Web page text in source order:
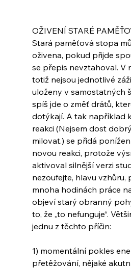
OŽIVENÍ STARÉ
Stará paměťová stopa
oživena, pokud přijde
se přepis nevztahoval. V
totiž nejsou jednotlivé
uloženy v samostatných
spíš jde o změť drátů,
dotýkají. A tak například
reakci (Nejsem dost
milovat.) se přidá
novou reakci, protože
aktivoval silnější verzi
nezoufejte, hlavu vzhůru,
mnoha hodinách práce
objeví starý obranný
to, že „to nefunguje“.
jednu z těchto příčin:
1) momentální pokles
přetěžování, nějaké